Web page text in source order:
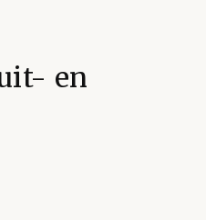
en